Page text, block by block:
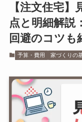
【注文住宅
点と明細解説
回避のコツも
予算・費用 家づくりの